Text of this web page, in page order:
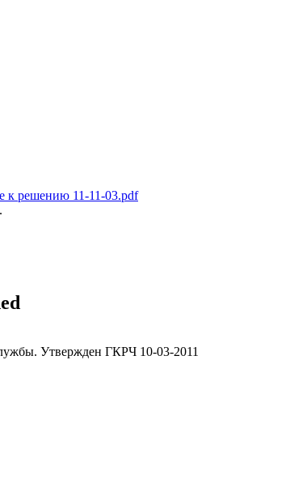
к решению 11-11-03.pdf
Утвержден ГКРЧ 10-03-2011